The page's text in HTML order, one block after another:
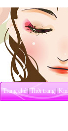
Trang chủ|Thời trang|